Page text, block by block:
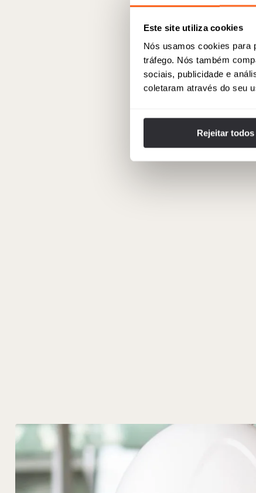
Este site utiliza cookies
Nós usamos cookies para
tráfego. Nós também
sociais, publicidade e
coletaram através do seu
Rejeitar todos